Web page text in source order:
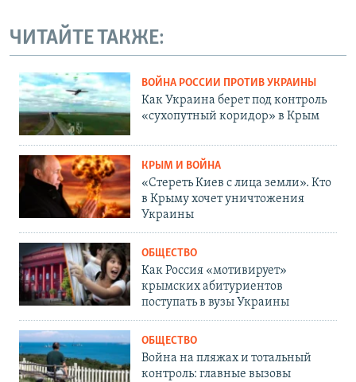
ЧИТАЙТЕ ТАКЖЕ:
ВОЙНА РОССИИ ПРОТИВ УКРАИНЫ
Как Украина берет под контроль
«сухопутный коридор» в Крым
КРЫМ И ВОЙНА
«Стереть Киев с лица земли». Кто
в Крыму хочет уничтожения
Украины
ОБЩЕСТВО
Как Россия «мотивирует»
крымских абитуриентов
поступать в вузы Украины
ОБЩЕСТВО
Война на пляжах и тотальный
контроль: главные вызовы